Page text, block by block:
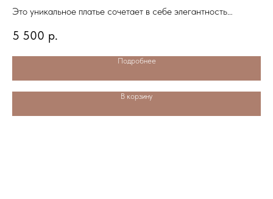
Это уникальное платье сочетает в себе элегантность
узоров.
5 500 р.
Подробнее
В корзину